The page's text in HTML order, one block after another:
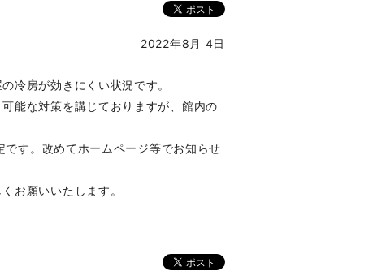
2022年8月 4日
冷房が効きにくい状況です。
能な対策を講じておりますが、館内の
す。改めてホームページ等でお知らせ
お願いいたします。